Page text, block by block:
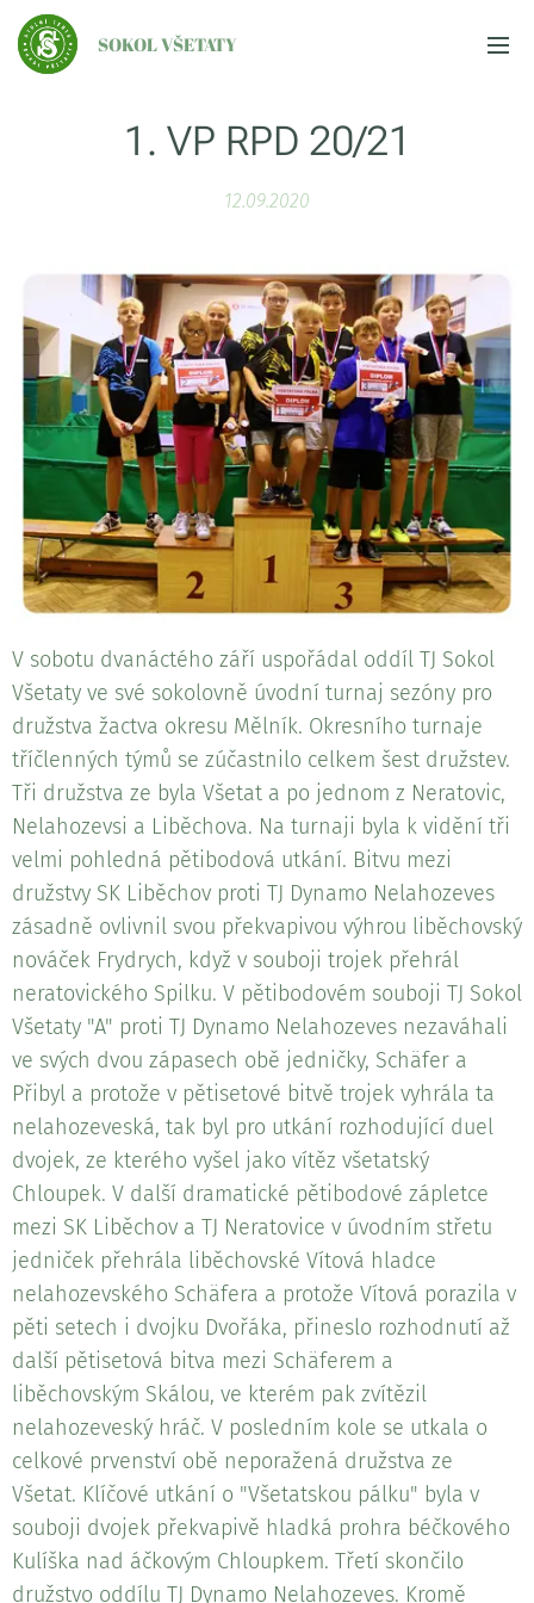
SOKOL VŠETATY
1. VP RPD 20/21
12.09.2020
V sobotu dvanáctého září uspořádal oddíl TJ Sokol
Všetaty ve své sokolovně úvodní turnaj sezóny pro
družstva žactva okresu Mělník. Okresního turnaje
tříčlenných týmů se zúčastnilo celkem šest družstev.
Tři družstva ze byla Všetat a po jednom z Neratovic,
Nelahozevsi a Liběchova. Na turnaji byla k vidění tři
velmi pohledná pětibodová utkání. Bitvu mezi
družstvy SK Liběchov proti TJ Dynamo Nelahozeves
zásadně ovlivnil svou překvapivou výhrou liběchovský
nováček Frydrych, když v souboji trojek přehrál
neratovického Spilku. V pětibodovém souboji TJ Sokol
Všetaty "A" proti TJ Dynamo Nelahozeves nezaváhali
ve svých dvou zápasech obě jedničky, Schäfer a
Přibyl a protože v pětisetové bitvě trojek vyhrála ta
nelahozeveská, tak byl pro utkání rozhodující duel
dvojek, ze kterého vyšel jako vítěz všetatský
Chloupek. V další dramatické pětibodové zápletce
mezi SK Liběchov a TJ Neratovice v úvodním střetu
jedniček přehrála liběchovské Vítová hladce
nelahozevského Schäfera a protože Vítová porazila v
pěti setech i dvojku Dvořáka, přineslo rozhodnutí až
další pětisetová bitva mezi Schäferem a
liběchovským Skálou, ve kterém pak zvítězil
nelahozeveský hráč. V posledním kole se utkala o
celkové prvenství obě neporažená družstva ze
Všetat. Klíčové utkání o "Všetatskou pálku" byla v
souboji dvojek překvapivě hladká prohra béčkového
Kulíška nad áčkovým Chloupkem. Třetí skončilo
družstvo oddílu TJ Dynamo Nelahozeves. Kromě